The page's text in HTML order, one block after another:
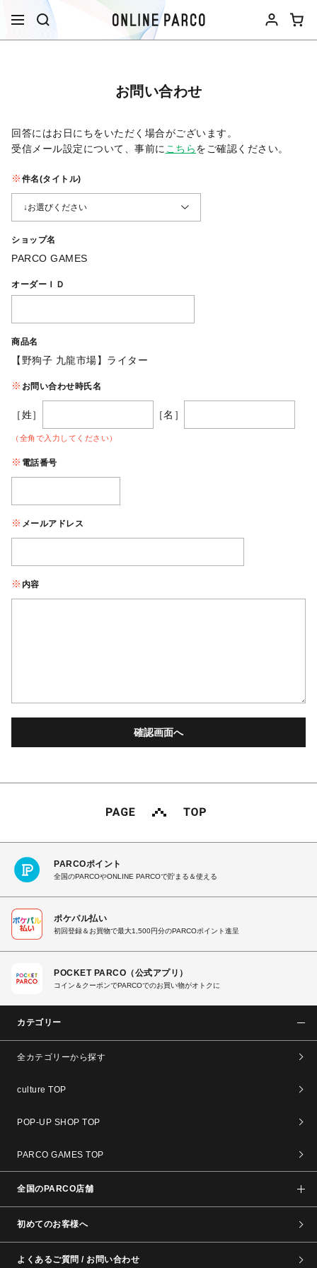
お問い合わせ
回答にはお日にちをいただく場合がございます。
受信メール設定について、事前に こちらをご確認ください。​
件名(タイトル)
ショップ名
PARCO GAMES
オーダーＩＤ
商品名
【野狗子 九龍市場】ライター
お問い合わせ時氏名
［姓］ ［名］
（全角で入力してください）
電話番号
メールアドレス
内容
PARCOポイント
全国のPARCOやONLINE PARCOで貯まる＆使える
ポケパル払い
初回登録＆お買物で最大1,500円分のPARCOポイント進呈
POCKET PARCO（公式アプリ）
コイン＆クーポンでPARCOでのお買い物がオトクに
カテゴリー
全カテゴリーから探す
culture TOP
POP-UP SHOP TOP
PARCO GAMES TOP
全国のPARCO店舗
初めてのお客様へ
よくあるご質問 / お問い合わせ